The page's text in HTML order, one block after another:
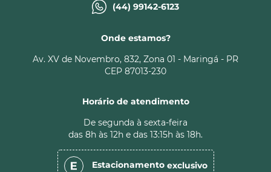
(44) 99142-6123
Onde estamos?
Av. XV de Novembro, 832, Zona 01 - Maringá - PR
CEP 87013-230
Horário de atendimento
De segunda à sexta-feira
das 8h às 12h e das 13:15h às 18h.
Estacionamento exclusivo